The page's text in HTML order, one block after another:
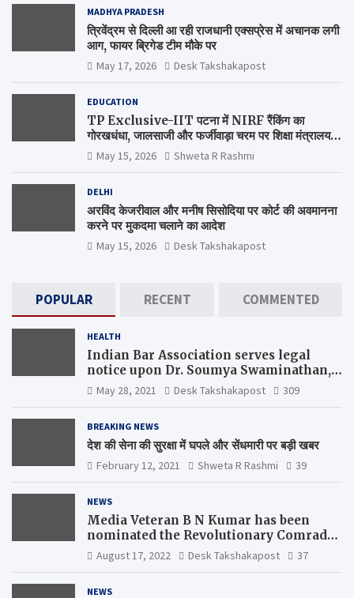
MADHYA PRADESH
त्रिवेंद्रम से दिल्ली आ रही राजधानी एक्सप्रेस में अचानक लगी
आग, फायर ब्रिगेड टीम मौके पर
May 17, 2026 Desk Takshakapost
EDUCATION
TP Exclusive-IIT पटना में NIRF रैंकिंग का
गोरखधंधा, जालसाजी और फर्जीवाड़ा चरम पर शिक्षा मंत्रालय
कब जागेगा ?
May 15, 2026 Shweta R Rashmi
DELHI
अरविंद केजरीवाल और मनीष सिसोदिया पर कोर्ट की अवमानना
करने पर मुकदमा चलाने का आदेश
May 15, 2026 Desk Takshakapost
POPULAR RECENT COMMENTED
HEALTH
Indian Bar Association serves legal
notice upon Dr. Soumya Swaminathan,
the Chief Scientist, WHO
May 28, 2021 Desk Takshakapost 309
BREAKING NEWS
देश की सेना की सुरक्षा में घपले और सेंधमारी पर बड़ी खबर
February 12, 2021 Shweta R Rashmi 39
NEWS
Media Veteran B N Kumar has been
nominated the Revolutionary Comrade
Shiv Varma Media Award 2022-23
August 17, 2022 Desk Takshakapost 37
NEWS